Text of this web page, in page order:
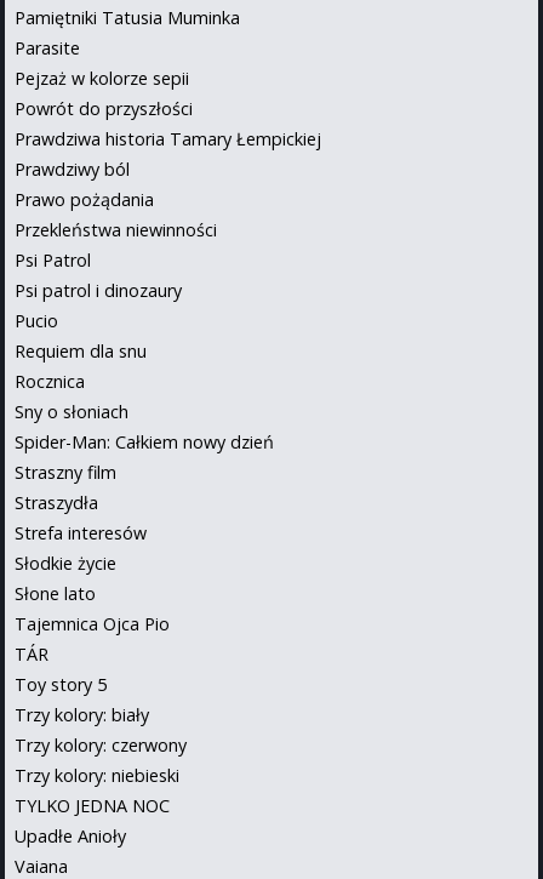
Pamiętniki Tatusia Muminka
Parasite
Pejzaż w kolorze sepii
Powrót do przyszłości
Prawdziwa historia Tamary Łempickiej
Prawdziwy ból
Prawo pożądania
Przekleństwa niewinności
Psi Patrol
Psi patrol i dinozaury
Pucio
Requiem dla snu
Rocznica
Sny o słoniach
Spider-Man: Całkiem nowy dzień
Straszny film
Straszydła
Strefa interesów
Słodkie życie
Słone lato
Tajemnica Ojca Pio
TÁR
Toy story 5
Trzy kolory: biały
Trzy kolory: czerwony
Trzy kolory: niebieski
TYLKO JEDNA NOC
Upadłe Anioły
Vaiana